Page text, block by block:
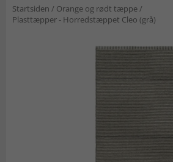
LAGT I INDKØBSKURVEN.
Startsiden / Orange og rødt tæppe/
Plasttæpper - Horredstæppet Cleo (grå)